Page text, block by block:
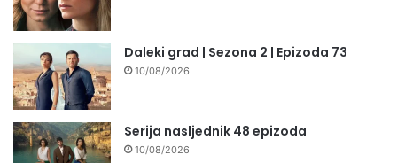
Daleki grad | Sezona 2 | Epizoda 73
10/08/2026
Serija nasljednik 48 epizoda
10/08/2026